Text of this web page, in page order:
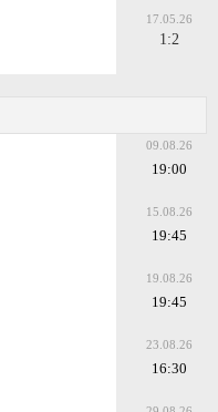
17.05.26
1:2
09.08.26
19:00
15.08.26
19:45
19.08.26
19:45
23.08.26
16:30